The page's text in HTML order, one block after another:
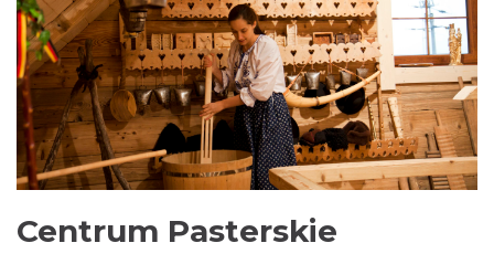
Centrum Pasterskie